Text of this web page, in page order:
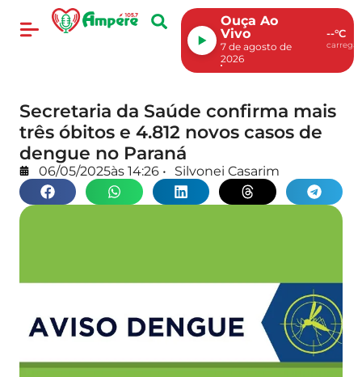
Ouça Ao
Vivo
7 de agosto de
2026
--°C
Secretaria da Saúde confirma mais
três óbitos e 4.812 novos casos de
dengue no Paraná
06/05/2025às 14:26 • Silvonei Casarim